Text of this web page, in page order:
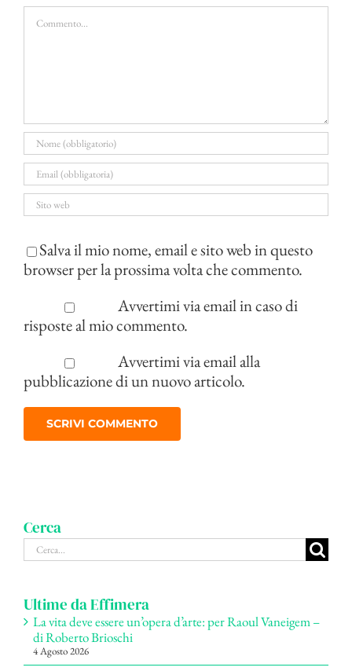
Commento
Salva il mio nome, email e sito web in questo
browser per la prossima volta che commento.
Avvertimi via email in caso di
risposte al mio commento.
Avvertimi via email alla
pubblicazione di un nuovo articolo.
Cerca
Cerca
per:
Ultime da Effimera
La vita deve essere un’opera d’arte: per Raoul Vaneigem –
di Roberto Brioschi
4 Agosto 2026